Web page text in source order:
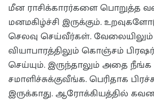
மீன ராசிக்காரர்களை பொறுத்த
மனமகிழ்ச்சி இருக்கும்.
செலவு செய்வீர்கள். வேலையிலும்
வியாபாரத்திலும் கொஞ்சம்
செய்யும். இருந்தாலும் அதை நீங்க
சமாளிச்சுக்குவீங்க. பெரிதாக
இருக்காது. ஆரோக்கியத்தில்